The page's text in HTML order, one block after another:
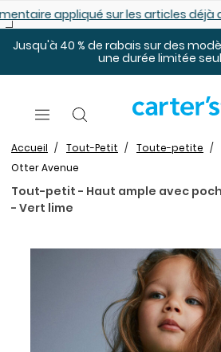
démarqués25% de rabais: modèles
Jusqu'à 40 % de rabais sur des
une durée limitée
Accueil Tout-Petit Toute-petite
Otter Avenue
Tout-petit - Haut ample avec
- Vert lime